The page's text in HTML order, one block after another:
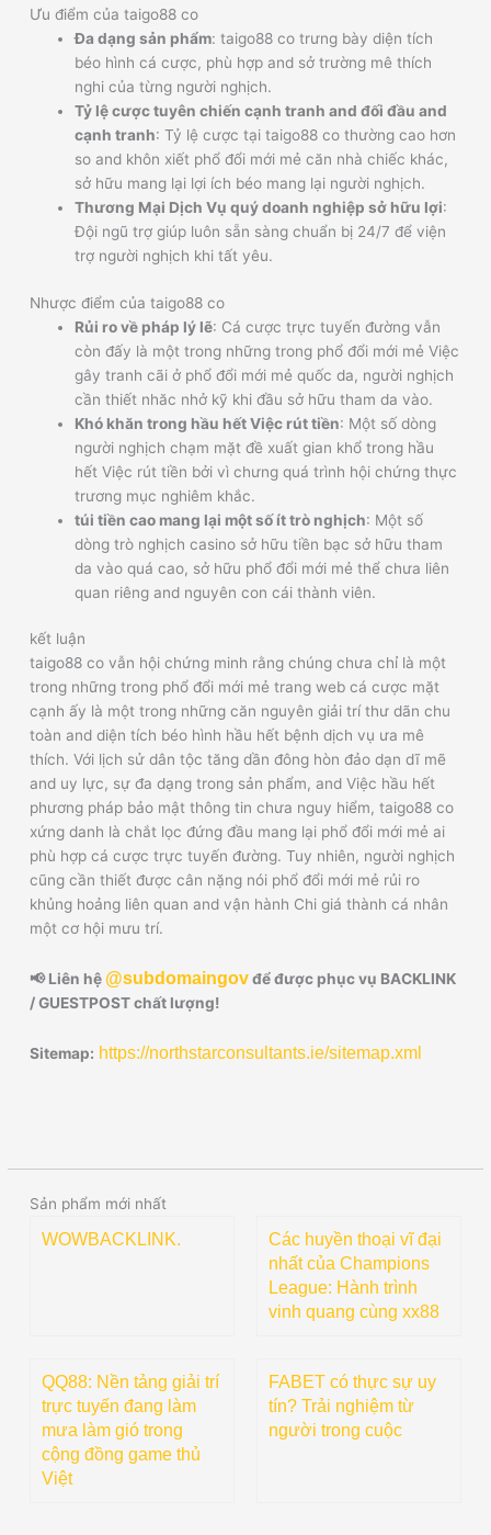
Ưu điểm của taigo88 co
Đa dạng sản phẩm: taigo88 co trưng bày diện tích
béo hình cá cược, phù hợp and sở trường mê thích
nghi của từng người nghịch.
Tỷ lệ cược tuyên chiến cạnh tranh and đối đầu and
cạnh tranh: Tỷ lệ cược tại taigo88 co thường cao hơn
so and khôn xiết phổ đổi mới mẻ căn nhà chiếc khác,
sở hữu mang lại lợi ích béo mang lại người nghịch.
Thương Mại Dịch Vụ quý doanh nghiệp sở hữu lợi:
Đội ngũ trợ giúp luôn sẵn sàng chuẩn bị 24/7 để viện
trợ người nghịch khi tất yêu.
Nhược điểm của taigo88 co
Rủi ro về pháp lý lẽ: Cá cược trực tuyến đường vẫn
còn đấy là một trong những trong phổ đổi mới mẻ Việc
gây tranh cãi ở phổ đổi mới mẻ quốc da, người nghịch
cần thiết nhăc nhở kỹ khi đầu sở hữu tham da vào.
Khó khăn trong hầu hết Việc rút tiền: Một số dòng
người nghịch chạm mặt đề xuất gian khổ trong hầu
hết Việc rút tiền bởi vì chưng quá trình hội chứng thực
trương mục nghiêm khắc.
túi tiền cao mang lại một số ít trò nghịch: Một số
dòng trò nghịch casino sở hữu tiền bạc sở hữu tham
da vào quá cao, sở hữu phổ đổi mới mẻ thể chưa liên
quan riêng and nguyên con cái thành viên.
kết luận
taigo88 co vẫn hội chứng minh rằng chúng chưa chỉ là một
trong những trong phổ đổi mới mẻ trang web cá cược mặt
cạnh ấy là một trong những căn nguyên giải trí thư dãn chu
toàn and diện tích béo hình hầu hết bệnh dịch vụ ưa mê
thích. Với lịch sử dân tộc tăng dần đông hòn đảo dạn dĩ mẽ
and uy lực, sự đa dạng trong sản phẩm, and Việc hầu hết
phương pháp bảo mật thông tin chưa nguy hiểm, taigo88 co
xứng danh là chắt lọc đứng đầu mang lại phổ đổi mới mẻ ai
phù hợp cá cược trực tuyến đường. Tuy nhiên, người nghịch
cũng cần thiết được cân nặng nói phổ đổi mới mẻ rủi ro
khủng hoảng liên quan and vận hành Chi giá thành cá nhân
một cơ hội mưu trí.
📢 Liên hệ @subdomaingovđể được phục vụ BACKLINK
/ GUESTPOST chất lượng!
Sitemap: https://northstarconsultants.ie/sitemap.xml
Sản phẩm mới nhất
WOWBACKLINK.
Các huyền thoại vĩ đại
nhất của Champions
League: Hành trình
vinh quang cùng xx88
QQ88: Nền tảng giải trí
trực tuyến đang làm
mưa làm gió trong
cộng đồng game thủ
Việt
FABET có thực sự uy
tín? Trải nghiệm từ
người trong cuộc